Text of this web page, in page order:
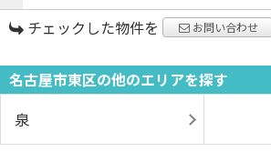
チェックした物件を お問い合わせ
名古屋市東区の他のエリアを探す
泉